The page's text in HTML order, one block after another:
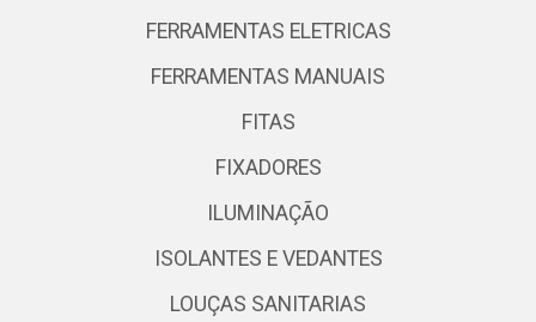
FERRAMENTAS ELETRICAS
FERRAMENTAS MANUAIS
FITAS
FIXADORES
ILUMINAÇÃO
ISOLANTES E VEDANTES
LOUÇAS SANITARIAS